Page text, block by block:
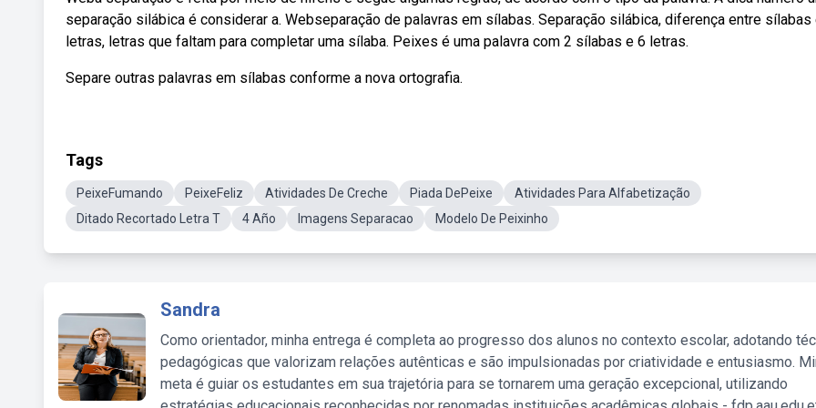
separação silábica é considerar a. Webseparação de palavras em sílabas. Separação silábica, diferença entre sílabas
letras, letras que faltam para completar uma sílaba. Peixes é uma palavra com 2 sílabas e 6 letras.
Separe outras palavras em sílabas conforme a nova ortografia.
Tags
PeixeFumando PeixeFeliz Atividades De Creche Piada DePeixe
Atividades Para Alfabetização
Ditado Recortado Letra T
4 Año Imagens Separacao Modelo De Peixinho
Sandra
Como orientador, minha entrega é completa ao progresso dos alunos no contexto escolar, adotando
pedagógicas que valorizam relações autênticas e são impulsionadas por criatividade e entusiasmo.
meta é guiar os estudantes em sua trajetória para se tornarem uma geração excepcional, utilizando